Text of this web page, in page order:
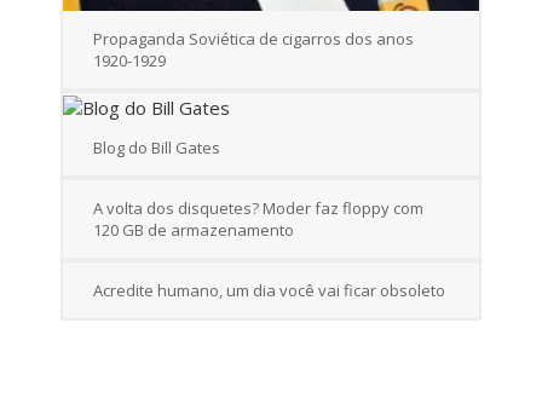
Propaganda Soviética de cigarros dos anos
1920-1929
Blog do Bill Gates
A volta dos disquetes? Moder faz floppy com
120 GB de armazenamento
Acredite humano, um dia você vai ficar obsoleto